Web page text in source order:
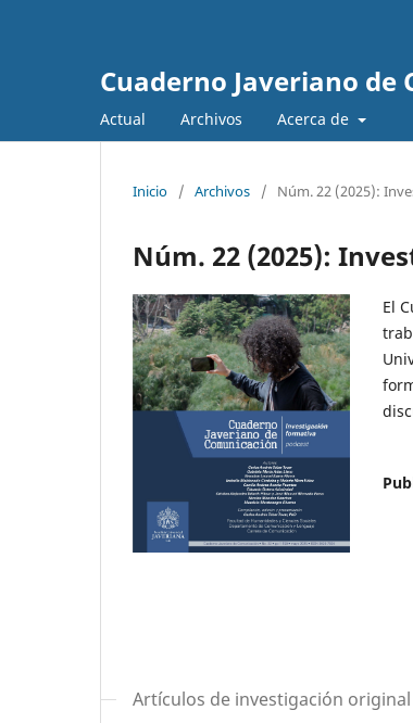
Cuaderno Javeriano de
Actual Archivos Acerca de
Inicio / Archivos / Núm. 22 (2025):
Núm. 22 (2025):
El
Artículos de investigación original